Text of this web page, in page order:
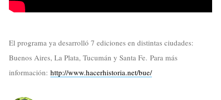
El programa ya desarrolló 7 ediciones en distintas ciudades:
Buenos Aires, La Plata, Tucumán y Santa Fe. Para más
información: http://www.hacerhistoria.net/bue/